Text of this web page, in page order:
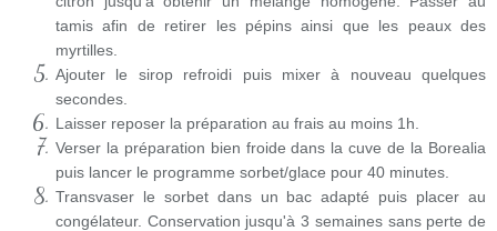
tamis afin de retirer les pépins ainsi que les peaux des
myrtilles.
Ajouter le sirop refroidi puis mixer à nouveau quelques
secondes.
Laisser reposer la préparation au frais au moins 1h.
Verser la préparation bien froide dans la cuve de la Borealia
puis lancer le programme sorbet/glace pour 40 minutes.
Transvaser le sorbet dans un bac adapté puis placer au
congélateur. Conservation jusqu'à 3 semaines sans perte de